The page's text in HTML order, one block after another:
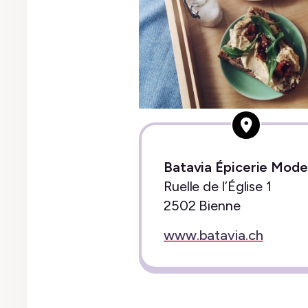
Batavia Épicerie
Ruelle de l’Église 1
2502 Bienne
www.batavia.ch